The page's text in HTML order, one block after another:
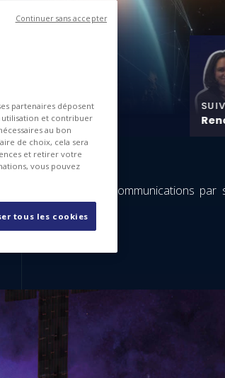
systèmes de télécommunications par
DC.
partenaires déposent
utilisation et contribuer
au bon
de choix, cela sera
et retirer votre
vous pouvez
tous les cookies
Continuer sans accepter